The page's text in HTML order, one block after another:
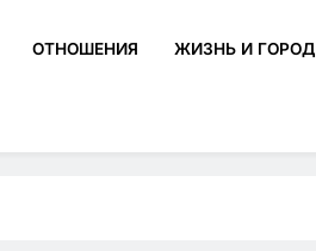
ОТНОШЕНИЯ ЖИЗНЬ И ГОРОД